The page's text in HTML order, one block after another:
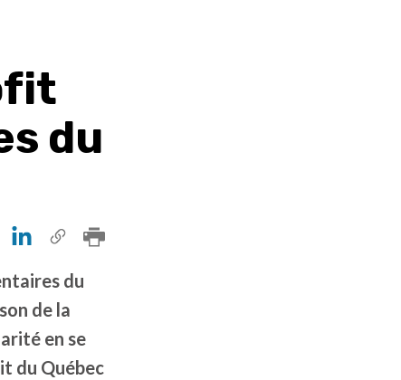
du
du
de la
en se
du Québec